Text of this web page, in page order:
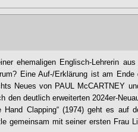
ehemaligen Englisch-Lehrerin
Eine Auf-/Erklärung ist am
Neues von PAUL McCARTNEY
den deutlich erweiterten 2024er-
Hand Clapping“ (1974) geht es auf
gemeinsam mit seiner ersten Frau